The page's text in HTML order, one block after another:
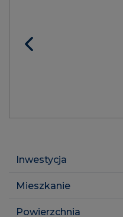
Inwestycja
Mieszkanie
Powierzchnia